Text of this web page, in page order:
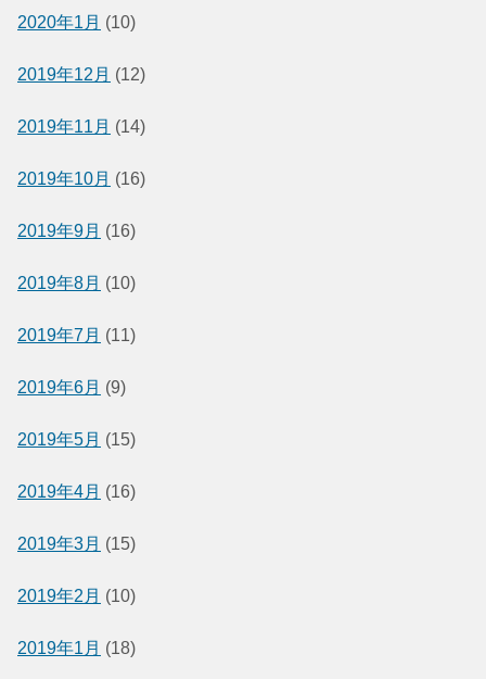
2020年1月 (10)
2019年12月 (12)
2019年11月 (14)
2019年10月 (16)
2019年9月 (16)
2019年8月 (10)
2019年7月 (11)
2019年6月 (9)
2019年5月 (15)
2019年4月 (16)
2019年3月 (15)
2019年2月 (10)
2019年1月 (18)